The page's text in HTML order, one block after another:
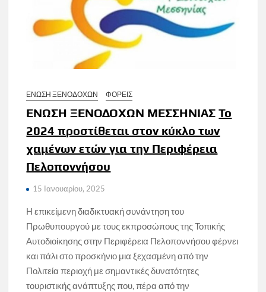
ΕΝΩΣΗ ΞΕΝΟΔΟΧΩΝ ΦΟΡΕΙΣ
ΕΝΩΣΗ ΞΕΝΟΔΟΧΩΝ ΜΕΣΣΗΝΙΑΣΤο
2024 προστίθεται στον κύκλο των
χαμένων ετών για την Περιφέρεια
Πελοποννήσου
15 Ιανουαρίου, 2025
Η επικείμενη διαδικτυακή συνάντηση του
Πρωθυπουργού με τους εκπροσώπους της Τοπικής
Αυτοδιοίκησης στην Περιφέρεια Πελοποννήσου φέρνει
και πάλι στο προσκήνιο μια ξεχασμένη από την
Πολιτεία περιοχή με σημαντικές δυνατότητες
τουριστικής ανάπτυξης που, πέρα από την